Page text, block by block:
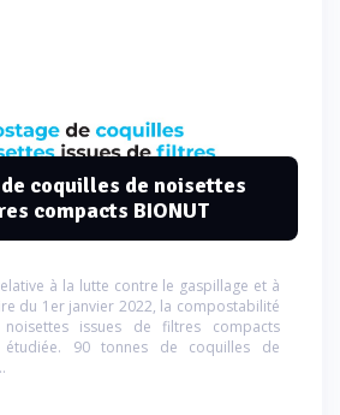
coquilles de noisettes
compacts BIONUT
à la lutte contre le gaspillage et à
du 1er janvier 2022, la compostabilité
issues de filtres compacts
90 tonnes de coquilles de